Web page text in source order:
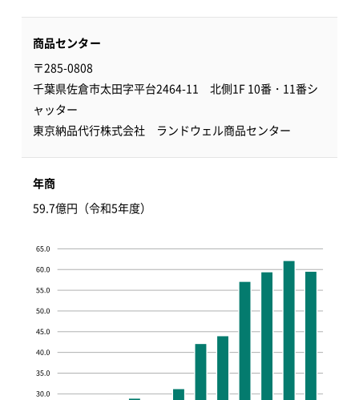
商品センター
〒285-0808
千葉県佐倉市太田字平台2464-11 北側1F 10番・11番シ
ャッター
東京納品代行株式会社 ランドウェル商品センター
年商
59.7億円（令和5年度）